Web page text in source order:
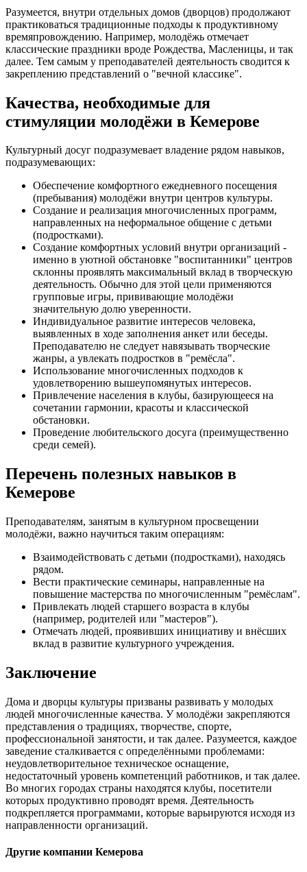
Разумеется, внутри отдельных домов (дворцов) продолжают
практиковаться традиционные подходы к продуктивному
времяпровождению. Например, молодёжь отмечает
классические праздники вроде Рождества, Масленицы, и так
далее. Тем самым у преподавателей деятельность сводится к
закреплению представлений о "вечной классике".
Качества, необходимые для
стимуляции молодёжи в Кемерове
Культурный досуг подразумевает владение рядом навыков,
подразумевающих:
Обеспечение комфортного ежедневного посещения
(пребывания) молодёжи внутри центров культуры.
Создание и реализация многочисленных программ,
направленных на неформальное общение с детьми
(подростками).
Создание комфортных условий внутри организаций -
именно в уютной обстановке "воспитанники" центров
склонны проявлять максимальный вклад в творческую
деятельность. Обычно для этой цели применяются
групповые игры, прививающие молодёжи
значительную долю уверенности.
Индивидуальное развитие интересов человека,
выявленных в ходе заполнения анкет или беседы.
Преподавателю не следует навязывать творческие
жанры, а увлекать подростков в "ремёсла".
Использование многочисленных подходов к
удовлетворению вышеупомянутых интересов.
Привлечение населения в клубы, базирующееся на
сочетании гармонии, красоты и классической
обстановки.
Проведение любительского досуга (преимущественно
среди семей).
Перечень полезных навыков в
Кемерове
Преподавателям, занятым в культурном просвещении
молодёжи, важно научиться таким операциям:
Взаимодействовать с детьми (подростками), находясь
рядом.
Вести практические семинары, направленные на
повышение мастерства по многочисленным "ремёслам".
Привлекать людей старшего возраста в клубы
(например, родителей или "мастеров").
Отмечать людей, проявивших инициативу и внёсших
вклад в развитие культурного учреждения.
Заключение
Дома и дворцы культуры призваны развивать у молодых
людей многочисленные качества. У молодёжи закрепляются
представления о традициях, творчестве, спорте,
профессиональной занятости, и так далее. Разумеется, каждое
заведение сталкивается с определёнными проблемами:
неудовлетворительное техническое оснащение,
недостаточный уровень компетенций работников, и так далее.
Во многих городах страны находятся клубы, посетители
которых продуктивно проводят время. Деятельность
подкрепляется программами, которые варьируются исходя из
направленности организаций.
Другие компании Кемерова